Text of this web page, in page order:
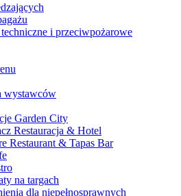
i przeciwpożarowe
wystawców
Garden City
Restauracja & Hotel
Restaurant & Tapas Bar
na targach
dla niepełnosprawnych